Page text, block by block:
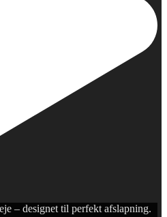
– designet til perfekt afslapning.